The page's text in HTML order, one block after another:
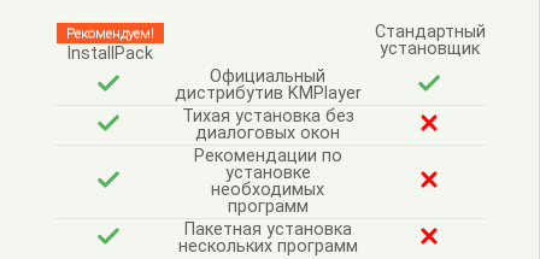
Рекомендуем!
InstallPack
Стандартный
установщик
Официальный
дистрибутив KMPlayer
Тихая установка без
диалоговых окон
Рекомендации по
установке
необходимых
программ
Пакетная установка
нескольких программ